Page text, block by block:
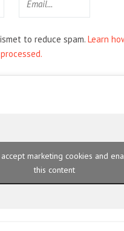
to reduce spam. Learn
marketing cookies and
this content